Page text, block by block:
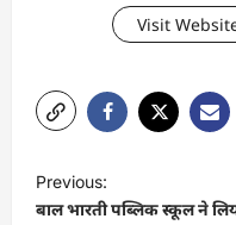
Visit
P
o
Previous:
बाल भारती पब्लिक स्कूल ने